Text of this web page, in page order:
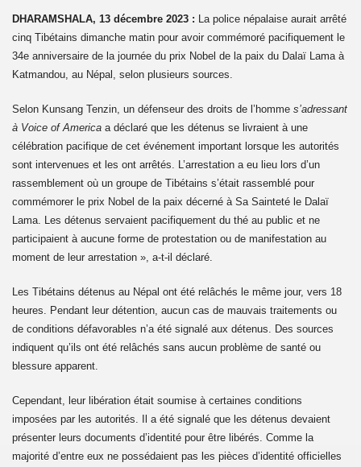
DHARAMSHALA, 13 décembre 2023 : La police népalaise aurait arrêté
cinq Tibétains dimanche matin pour avoir commémoré pacifiquement le
34e anniversaire de la journée du prix Nobel de la paix du Dalaï Lama à
Katmandou, au Népal, selon plusieurs sources.
Selon Kunsang Tenzin, un défenseur des droits de l’homme s’adressant
à Voice of America a déclaré que les détenus se livraient à une
célébration pacifique de cet événement important lorsque les autorités
sont intervenues et les ont arrêtés. L’arrestation a eu lieu lors d’un
rassemblement où un groupe de Tibétains s’était rassemblé pour
commémorer le prix Nobel de la paix décerné à Sa Sainteté le Dalaï
Lama. Les détenus servaient pacifiquement du thé au public et ne
participaient à aucune forme de protestation ou de manifestation au
moment de leur arrestation », a-t-il déclaré.
Les Tibétains détenus au Népal ont été relâchés le même jour, vers 18
heures. Pendant leur détention, aucun cas de mauvais traitements ou
de conditions défavorables n’a été signalé aux détenus. Des sources
indiquent qu’ils ont été relâchés sans aucun problème de santé ou
blessure apparent.
Cependant, leur libération était soumise à certaines conditions
imposées par les autorités. Il a été signalé que les détenus devaient
présenter leurs documents d’identité pour être libérés. Comme la
majorité d’entre eux ne possédaient pas les pièces d’identité officielles
2021
aux dons 8 Septembre 2021
le 10 Mars 2022
Ministre Tibétain) à Mainpat